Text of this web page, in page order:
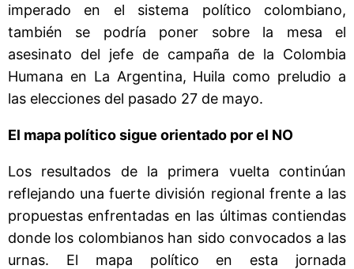
imperado en el sistema político colombiano,
también se podría poner sobre la mesa el
asesinato del jefe de campaña de la Colombia
Humana en La Argentina, Huila como preludio a
las elecciones del pasado 27 de mayo.
El mapa político sigue orientado por el NO
Los resultados de la primera vuelta continúan
reflejando una fuerte división regional frente a las
propuestas enfrentadas en las últimas contiendas
donde los colombianos han sido convocados a las
urnas. El mapa político en esta jornada